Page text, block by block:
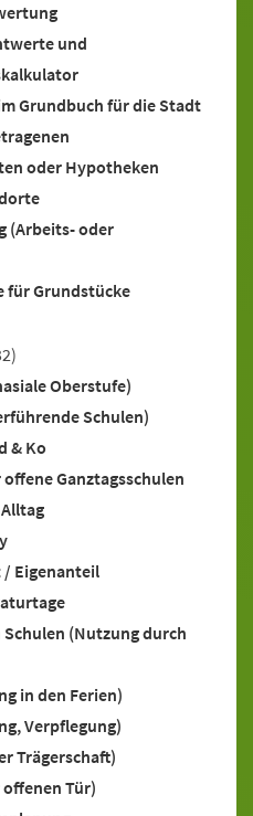
und
Grundbuch für die Stadt
oder Hypotheken
(Arbeits- oder
für Grundstücke
Oberstufe)
Schulen)
& Ko
Ganztagsschulen
Eigenanteil
(Nutzung durch
in den Ferien)
Verpflegung)
Trägerschaft)
offenen Tür)